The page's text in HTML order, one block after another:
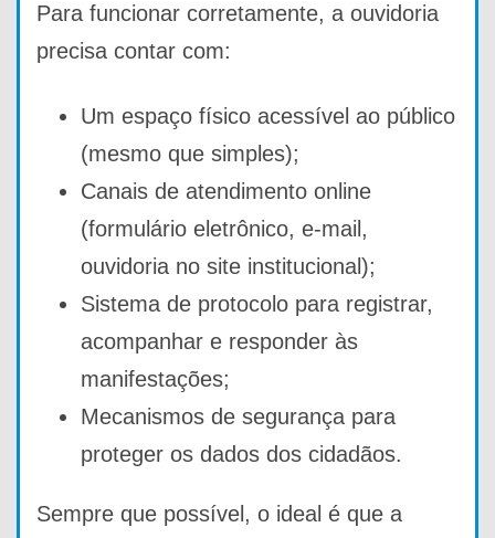
Para funcionar corretamente, a ouvidoria
precisa contar com:
Um espaço físico acessível ao público
(mesmo que simples);
Canais de atendimento online
(formulário eletrônico, e-mail,
ouvidoria no site institucional);
Sistema de protocolo para registrar,
acompanhar e responder às
manifestações;
Mecanismos de segurança para
proteger os dados dos cidadãos.
Sempre que possível, o ideal é que a